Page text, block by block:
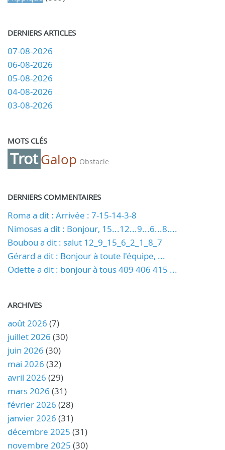
DERNIERS ARTICLES
07-08-2026
06-08-2026
05-08-2026
04-08-2026
03-08-2026
MOTS CLÉS
TrotGalop Obstacle
DERNIERS COMMENTAIRES
Roma a dit : Arrivée : 7-15-14-3-8
Nimosas a dit : Bonjour, 15...12...9...6...8....
Boubou a dit : salut 12_9_15_6_2_1_8_7
Gérard a dit : Bonjour à toute l'équipe, ...
Odette a dit : bonjour à tous 409 406 415 ...
ARCHIVES
août 2026 (7)
juillet 2026 (30)
juin 2026 (30)
mai 2026 (32)
avril 2026 (29)
mars 2026 (31)
février 2026 (28)
janvier 2026 (31)
décembre 2025 (31)
novembre 2025 (30)